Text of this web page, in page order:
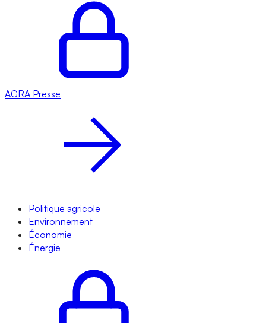
AGRA Presse
Politique agricole
Environnement
Économie
Énergie